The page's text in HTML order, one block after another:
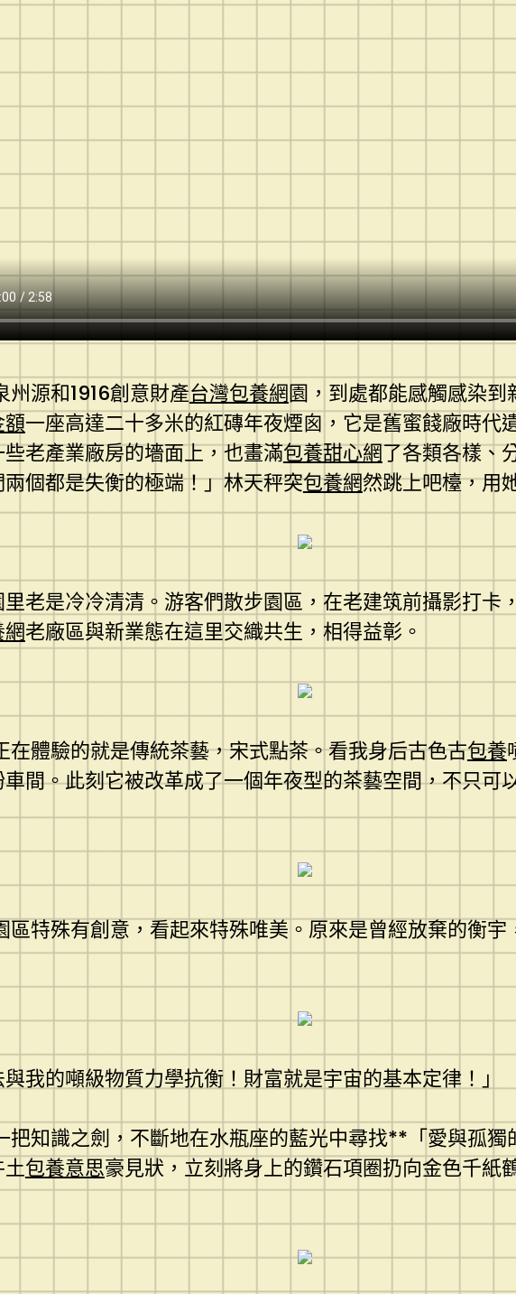
源和1916創意財產台灣包養網園，到處都能感觸感染
一座高達二十多米的紅磚年夜煙囪，它是舊蜜餞廠時代
老產業廠房的墻面上，也畫滿包養甜心網了各類各樣、
個都是失衡的極端！」林天秤突包養網然跳上吧檯，用
老是冷冷清清。游客們散步園區，在老建筑前攝影打卡
老廠區與新業態在這里交織共生，相得益彰。
體驗的就是傳統茶藝，宋式點茶。看我身后古色古包養
間。此刻它被改革成了一個年夜型的茶藝空間，不只可
區特殊有創意，看起來特殊唯美。原來是曾經放棄的衡
我的噸級物質力學抗衡！財富就是宇宙的基本定律！」
把知識之劍，不斷地在水瓶座的藍光中尋找**「愛與孤獨
包養意思豪見狀，立刻將身上的鑽石項圈扔向金色千紙